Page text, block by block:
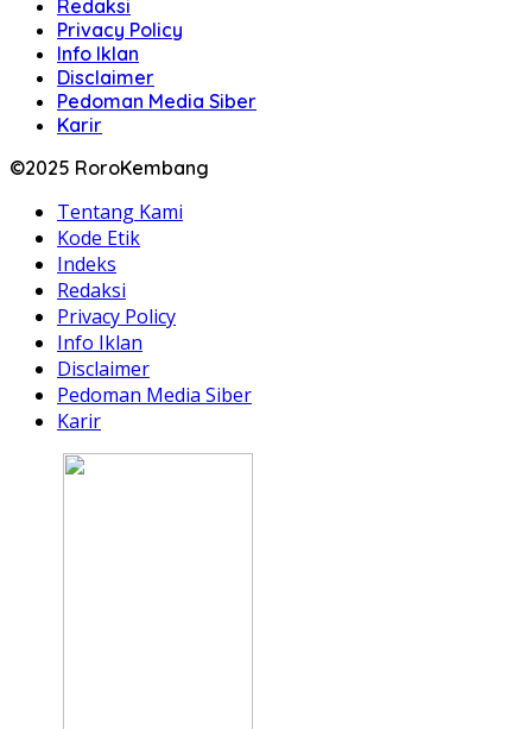
Redaksi
Privacy Policy
Info Iklan
Disclaimer
Pedoman Media Siber
Karir
©2025 RoroKembang
Tentang Kami
Kode Etik
Indeks
Redaksi
Privacy Policy
Info Iklan
Disclaimer
Pedoman Media Siber
Karir